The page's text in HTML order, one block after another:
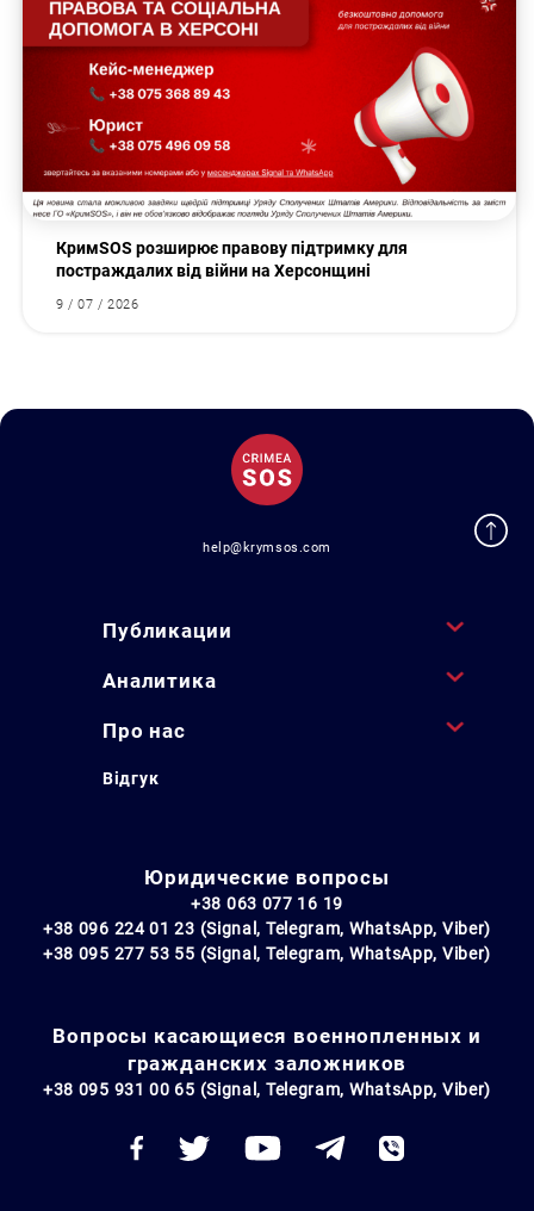
КримSOS розширює правову підтримку для
постраждалих від війни на Херсонщині
9 / 07 / 2026
help@krymsos.com
Публикации
Аналитика
Про нас
Відгук
Юридические вопросы
+38 063 077 16 19
+38 096 224 01 23 (Signal, Telegram, WhatsApp, Viber)
+38 095 277 53 55 (Signal, Telegram, WhatsApp, Viber)
Вопросы касающиеся военнопленных и
гражданских заложников
+38 095 931 00 65 (Signal, Telegram, WhatsApp, Viber)